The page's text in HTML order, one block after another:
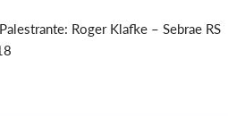
Roger Klafke – Sebrae RS